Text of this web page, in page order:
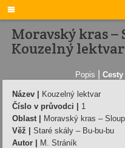

Moravský kras –
Kouzelný lektvar
Popis Cesty
Název |
Kouzelný lektvar
Číslo v průvodci |
1
Oblast |
Moravský kras –
Věž |
Staré skály – Bu-bu-bu
Autor |
M. Stráník